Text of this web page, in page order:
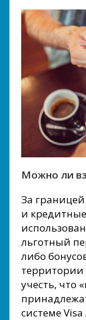
Можно ли
За границей
и
льготный
либо
территории
учесть, что
системе